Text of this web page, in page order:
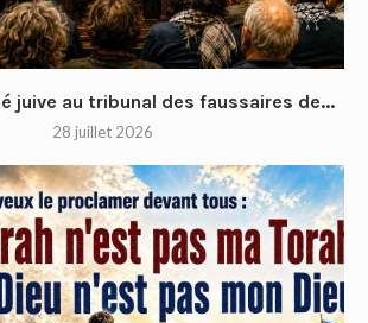
juive au tribunal des faussaires de...
28 juillet 2026